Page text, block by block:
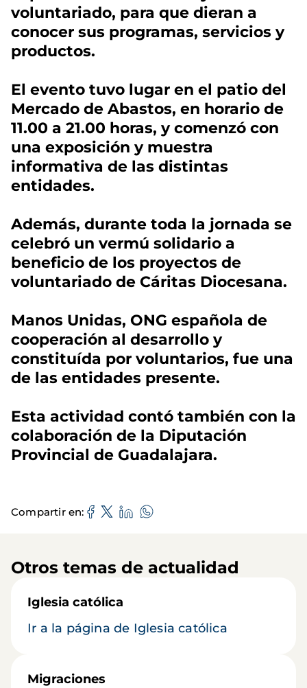
voluntariado, para que dieran a
conocer sus programas, servicios y
productos.
El evento tuvo lugar en el patio del
Mercado de Abastos, en horario de
11.00 a 21.00 horas, y comenzó con
una exposición y muestra
informativa de las distintas
entidades.
Además, durante toda la jornada se
celebró un vermú solidario a
beneficio de los proyectos de
voluntariado de Cáritas Diocesana.
Manos Unidas, ONG española de
cooperación al desarrollo y
constituída por voluntarios, fue una
de las entidades presente.
Esta actividad contó también con la
colaboración de la Diputación
Provincial de Guadalajara.
Compartir en
Otros temas de actualidad
Iglesia católica
Ir a la página de Iglesia católica
Migraciones